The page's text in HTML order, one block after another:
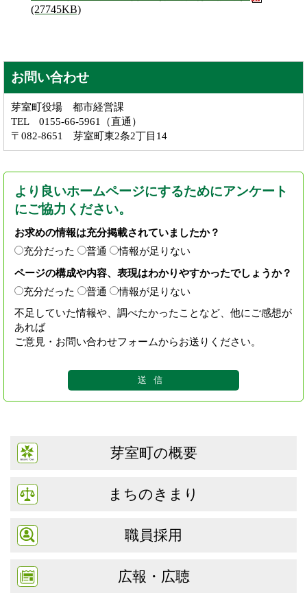
(27745KB)
お問い合わせ
芽室町役場 都市経営課
TEL 0155-66-5961（直通）
〒082-8651 芽室町東2条2丁目14
より良いホームページにするためにアンケート
にご協力ください。
お求めの情報は充分掲載されていましたか？
充分だった
普通
情報が足りない
ページの構成や内容、表現はわかりやすかったでしょうか？
充分だった
普通
情報が足りない
不足していた情報や、調べたかったことなど、他にご感想が
あれば
ご意見・お問い合わせフォームからお送りください。
芽室町の概要
まちのきまり
職員採用
広報・広聴